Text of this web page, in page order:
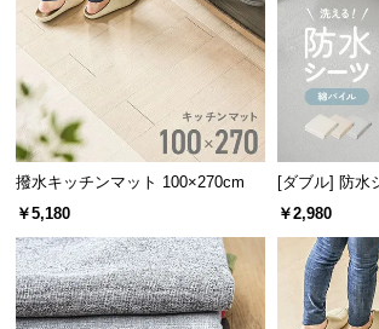
ブ
ロ
グ
業
情
報
2種類の異なる生地
クッションカバーは2種類の生地を組
で、安定感のある座り心地を実現しま
撥水キッチンマット 100×270cm
￥5,180
[ダブル] 防水
ル
￥2,980